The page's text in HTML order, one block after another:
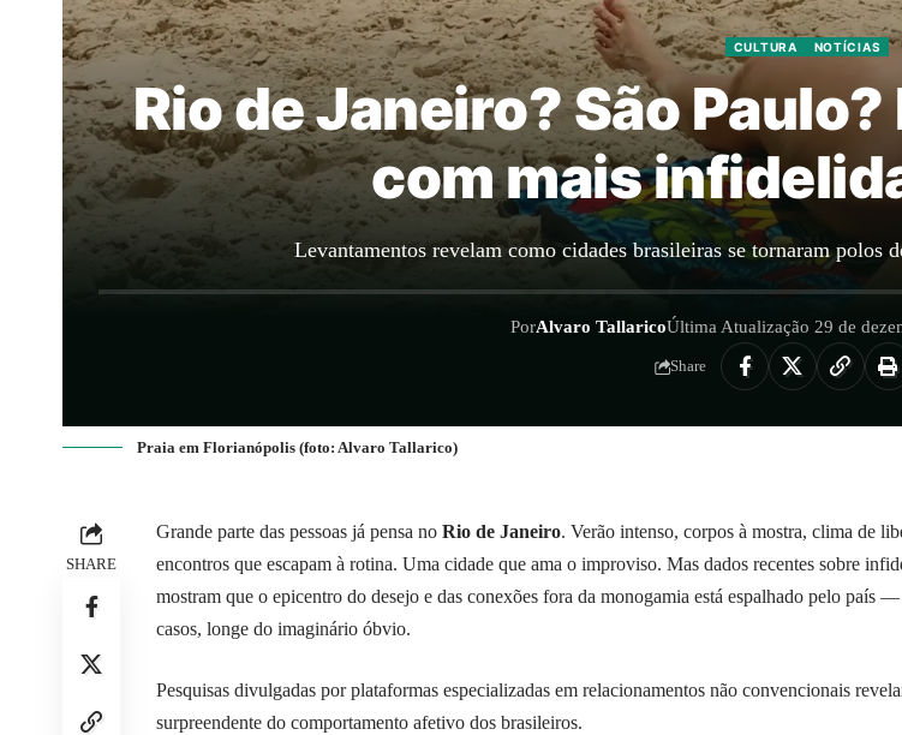
CULTURA NOTÍCIAS
Rio de Janeiro? São
com mais
Levantamentos revelam como cidades brasileiras se tornaram polos
PorAlvaro TallaricoÚltima Atualização 29 de
Share
Praia em Florianópolis (foto: Alvaro Tallarico)
SHARE
Grande parte das pessoas já pensa no Rio de Janeiro. Verão intenso, corpos à mostra, clima de
encontros que escapam à rotina. Uma cidade que ama o improviso. Mas dados recentes sobre
mostram que o epicentro do desejo e das conexões fora da monogamia está espalhado pelo país
casos, longe do imaginário óbvio.
Pesquisas divulgadas por plataformas especializadas em relacionamentos não convencionais
surpreendente do comportamento afetivo dos brasileiros.